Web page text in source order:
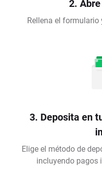
2.
Rellena el
3. Deposita en
Elige el método de
incluyendo pagos